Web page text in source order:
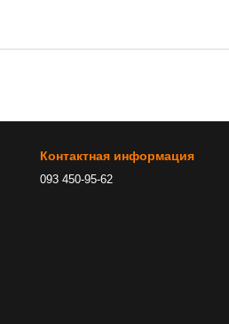
Контактная информация
093 450-95-62